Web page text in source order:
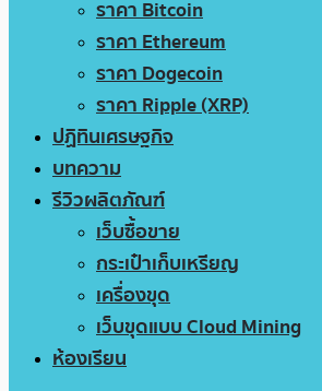
ราคา Bitcoin
ราคา Ethereum
ราคา Dogecoin
ราคา Ripple (XRP)
ปฏิทินเศรษฐกิจ
บทความ
รีวิวผลิตภัณฑ์
เว็บซื้อขาย
กระเป๋าเก็บเหรียญ
เครื่องขุด
เว็บขุดแบบ Cloud Mining
ห้องเรียน